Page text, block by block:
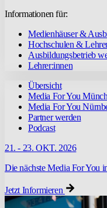
Informationen für:
Medienhäuser &
Hochschulen &
Ausbildungsbetrieb
Lehrer:innen
Übersicht
Media For You
Media For You
Partner werden
Podcast
21. - 23. OKT. 2026
Die nächste Media For You
Jetzt Informieren